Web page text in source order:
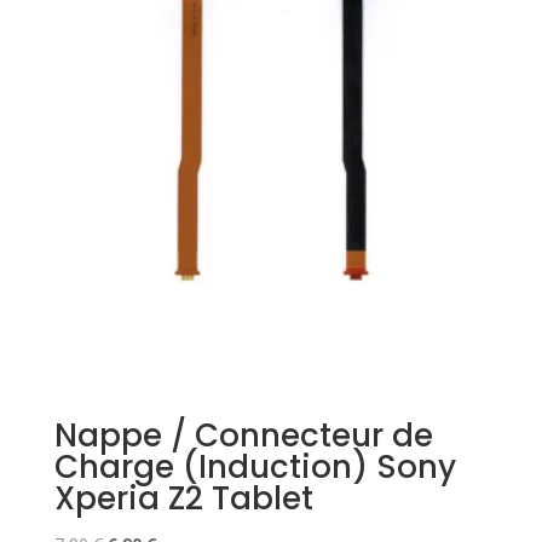
Nappe / Connecteur de
Charge (Induction) Sony
Xperia Z2 Tablet